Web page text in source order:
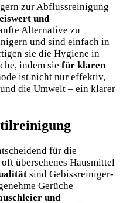
zur Abflussreinigung
und
Alternative zu
und sind einfach in
sie die Hygiene in
indem sie für klaren
ist nicht nur effektiv,
die Umwelt – ein klarer
für die
übersehenes Hausmittel
sind Gebissreiniger-
Gerüche
und